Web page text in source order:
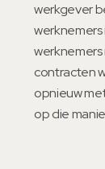
werkgever
contracten
opnieuw
op die